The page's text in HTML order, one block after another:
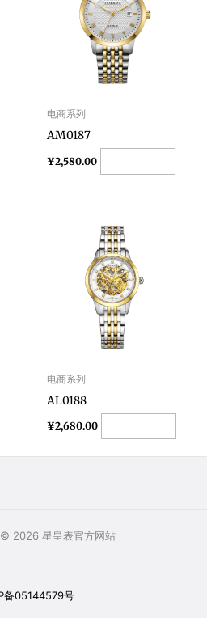
电商系列
AM0187
¥2,580.00
电商系列
AL0188
¥2,680.00
© 2026 星皇表官方网站
备05144579号